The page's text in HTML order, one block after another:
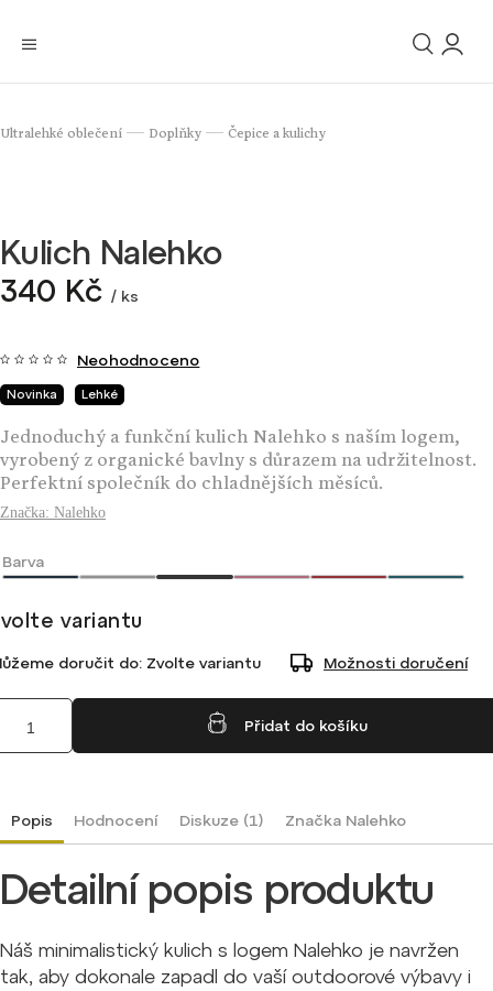
Ultralehké oblečení / Doplňky / Čepice a kulichy
Kulich Nalehko
340 Kč / ks
Novinka Lehké
Neohodnoceno
Jednoduchý a funkční kulich Nalehko s naším logem,
vyrobený z organické bavlny s důrazem na udržitelnost.
Perfektní společník do chladnějších měsíců.
Značka: Nalehko
Barva
variantu
doručit do: Zvolte variantu Možnosti doručení
Přidat do košíku
Popis Hodnocení Diskuze (1) ZnačkaNalehko
Detailní popis produktu
Náš minimalistický kulich s logem Nalehko je navržen
tak, aby dokonale zapadl do vaší outdoorové výbavy i